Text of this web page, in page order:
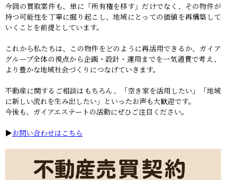
今回の買取案件も、単に「所有権を移す」だけでなく、その物件が
持つ可能性を丁寧に掘り起こし、地域にとっての価値を再構築して
いくことを前提としています。
これから私たちは、この物件をどのように再活用できるか、ガイア
グループ全体の視点から企画・設計・運用までを一気通貫で考え、
より豊かな地域社会づくりにつなげていきます。
不動産に関するご相談はもちろん、「空き家を活用したい」「地域
に新しい流れを生み出したい」といったお声も大歓迎です。
今後も、ガイアエステートの活動にぜひご注目ください。
▶︎お問い合わせはこちら